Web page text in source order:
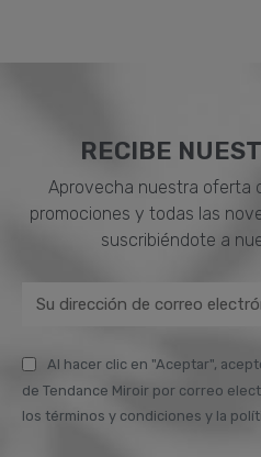
RECIBE
Aprovecha nuestra oferta
promociones y todas las
suscribiéndote a
Al hacer clic en "Aceptar",
de Tendance Miroir por correo
los términos y condiciones y la